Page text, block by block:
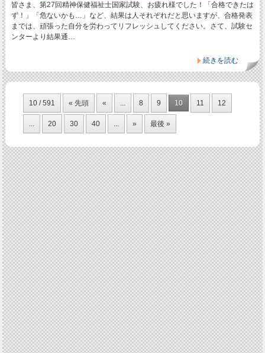
皆さま、第27回精神保健福祉士国家試験、お疲れ様でした！「合格できたは
ず！」「危ないかも…」など、結果は人それぞれだと思いますが、合格発表
までは、頑張った自分を労わってリフレッシュしてください。さて、試験セ
ンターより結果通…
続きを読む
10 / 591 « 先頭 « 8 9 10 11 12
20 30 40 » 最後 »